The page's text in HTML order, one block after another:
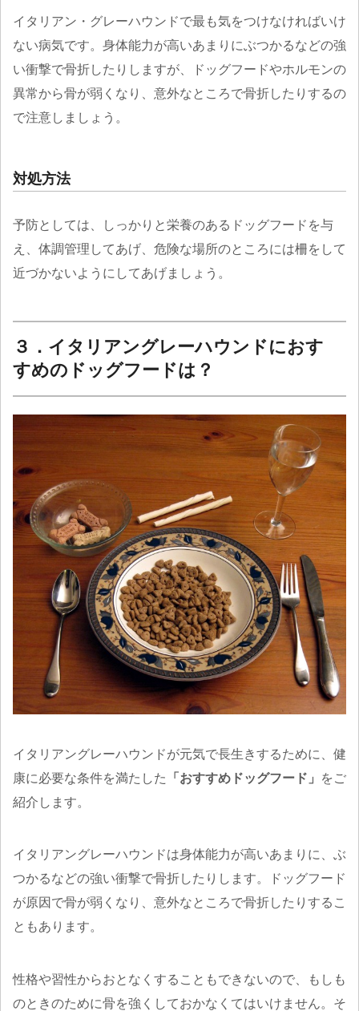
イタリアン・グレーハウンドで最も気をつけなければいけ
ない病気です。身体能力が高いあまりにぶつかるなどの強
い衝撃で骨折したりしますが、ドッグフードやホルモンの
異常から骨が弱くなり、意外なところで骨折したりするの
で注意しましょう。
対処方法
予防としては、しっかりと栄養のあるドッグフードを与
え、体調管理してあげ、危険な場所のところには柵をして
近づかないようにしてあげましょう。
３．イタリアングレーハウンドにおす
すめのドッグフードは？
イタリアングレーハウンドが元気で長生きするために、健
康に必要な条件を満たした
「おすすめドッグフード」
をご
紹介します。
イタリアングレーハウンドは身体能力が高いあまりに、ぶ
つかるなどの強い衝撃で骨折したりします。ドッグフード
が原因で骨が弱くなり、意外なところで骨折したりするこ
ともあります。
性格や習性からおとなくすることもできないので、もしも
のときのために骨を強くしておかなくてはいけません。そ